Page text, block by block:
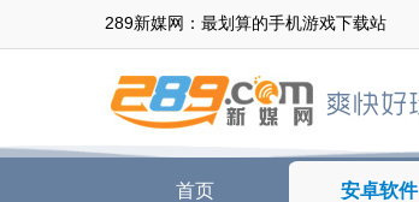
289新媒网：最划算的手机游戏下载站
首页 安卓软件